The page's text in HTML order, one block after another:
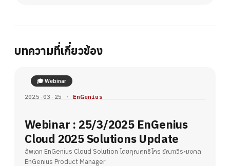
บทความที่เกี่ยวข้อง
🎓 Webinar
2025-03-25 · EnGenius
Webinar : 25/3/2025 EnGenius
Cloud 2025 Solutions Update
อัพเดท EnGenius Cloud Solution โดยคุณฤทธิไกร ขัณฑวีระมงคล
EnGenius Product Manager